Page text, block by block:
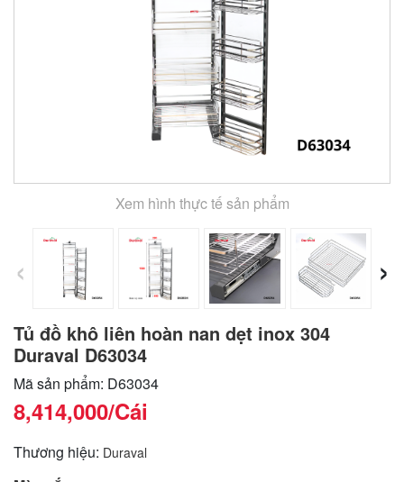
Xem hình thực tế sản phẩm
‹ ›
Tủ đồ khô liên hoàn nan dẹt inox 304
Duraval D63034
Mã sản phẩm: D63034
8,414,000/Cái
Thương hiệu: Duraval